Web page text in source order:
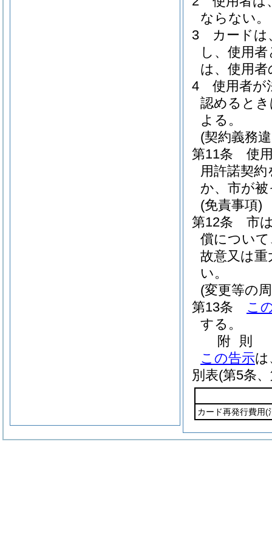
ならない。
3
カードは
し、使用
は、使用
4
使用者が
認めると
よる。
(契約義務
第11条
使
用許諾契
か、市が
(免責事項)
第12条
市
償について
故意又は
い。
(変更等の
第13条
こ
する。
附 則
この告示は
別表(第5条
カード再発行費用(